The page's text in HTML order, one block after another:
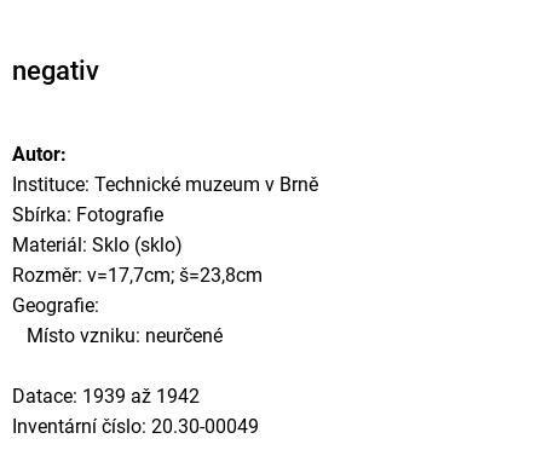
negativ
Autor:
Instituce: Technické muzeum v Brně
Sbírka: Fotografie
Materiál: Sklo (sklo)
Rozměr: v=17,7cm; š=23,8cm
Geografie:
Místo vzniku: neurčené
Datace: 1939 až 1942
Inventární číslo: 20.30-00049